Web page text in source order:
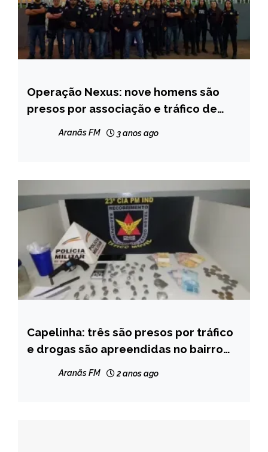
CAPELINHA
MINAS
Operação Nexus: nove homens são
presos por associação e tráfico de
Aranãs FM 3 anos ago
CAPELINHA
NOTÍCIAS
Capelinha: três são presos por tráfico
e drogas são apreendidas no bairro
Aranãs FM 2 anos ago